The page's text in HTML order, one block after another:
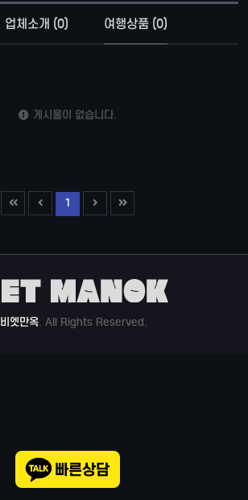
업체소개 (0) 여행상품 (0)
게시물이 없습니다.
1
비엣만옥. All Rights Reserved.
빠른상담